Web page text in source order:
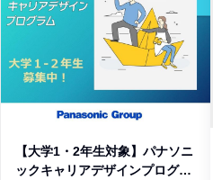
【大学1・2年生対象】パナソニ
ックキャリアデザインプログラ